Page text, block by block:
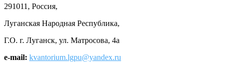
291011, Россия,
Луганская Народная Республика,
Г.О. г. Луганск, ул. Матросова, 4а
e-mail: kvantorium.lgpu@yandex.ru